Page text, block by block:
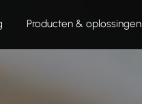
Producten & oplossingen